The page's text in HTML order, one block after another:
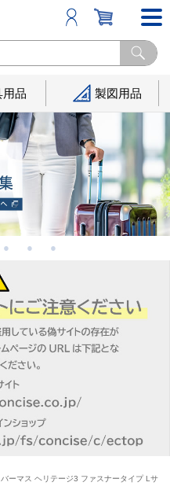
用品 製図用品
ーマス ヘリテージ3 ファスナータイプ Lサ